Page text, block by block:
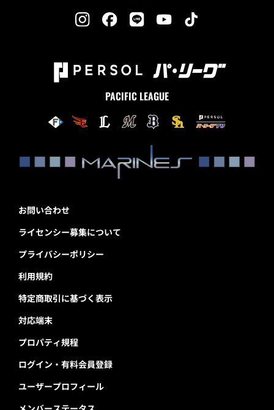
PACIFIC LEAGUE
お問い合わせ
ライセンシー募集について
プライバシーポリシー
利用規約
特定商取引に基づく表示
対応端末
プロパティ規程
ログイン・有料会員登録
ユーザープロフィール